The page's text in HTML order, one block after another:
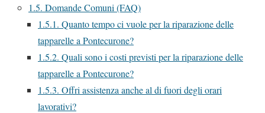
1.5. Domande Comuni (FAQ)
1.5.1. Quanto tempo ci vuole per la riparazione delle
tapparelle a Pontecurone?
1.5.2. Quali sono i costi previsti per la riparazione delle
tapparelle a Pontecurone?
1.5.3. Offri assistenza anche al di fuori degli orari
lavorativi?